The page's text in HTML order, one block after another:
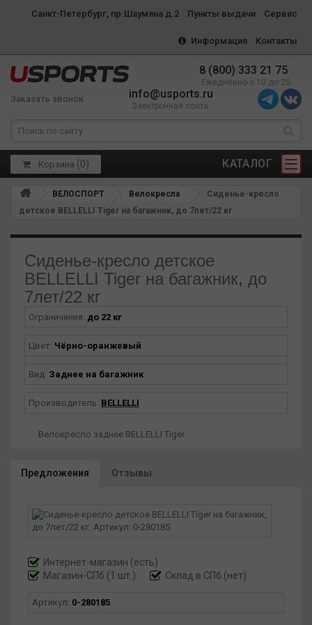
Санкт-Петербург, пр.Шаумяна д.2 Пункты выдачи Сервис
Информация Контакты
8 (800) 333 21 75
Ежедневно с 10 до 20
Заказать звонок info@usports.ru
Электронная почта
КАТАЛОГ
Корзина (0)
ВЕЛОСПОРТ Велокресла
Сиденье-кресло
детское BELLELLI Tiger на багажник, до 7лет/22 кг
Сиденье-кресло детское
BELLELLI Tiger на багажник, до
7лет/22 кг
Ограничения: до 22 кг
Цвет: Чёрно-оранжевый
Вид: Заднее на багажник
Производитель: BELLELLI
Велокресло заднее BELLELLI Tiger
Предложения Отзывы
Интернет-магазин (есть)
Магазин-СПб (1 шт.)
Склад в СПб (нет)
Артикул: 0-280185